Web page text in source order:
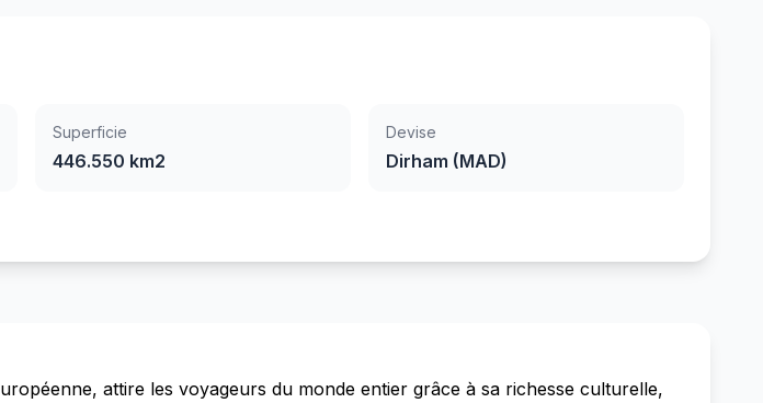
Superficie
446.550 km2
Devise
Dirham (MAD)
attire les voyageurs du monde entier grâce à sa richesse culturelle,